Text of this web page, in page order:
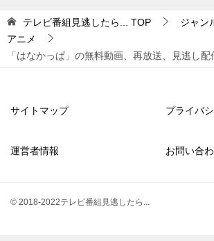
テレビ番組見逃したら... TOP
ジャン
アニメ
「はなかっぱ」の無料動画、再放送、見逃し配
サイトマップ プライバ
運営者情報 お問い合
© 2018-2022テレビ番組見逃したら...